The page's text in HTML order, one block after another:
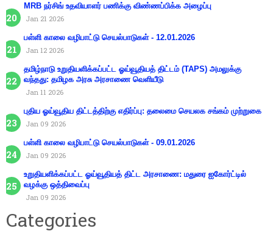
MRB நர்சிங் உதவியாளர் பணிக்கு விண்ணப்பிக்க அழைப்பு
Jan 21 2026
பள்ளி காலை வழிபாட்டு செயல்பாடுகள் - 12.01.2026
Jan 12 2026
தமிழ்நாடு உறுதியளிக்கப்பட்ட ஓய்வூதியத் திட்டம் (TAPS) அமலுக்கு
வந்தது: தமிழக அரசு அரசாணை வெளியீடு
Jan 11 2026
புதிய ஓய்வூதிய திட்டத்திற்கு எதிர்ப்பு: தலைமை செயலக சங்கம் முற்றுகை
Jan 09 2026
பள்ளி காலை வழிபாட்டு செயல்பாடுகள் - 09.01.2026
Jan 09 2026
உறுதியளிக்கப்பட்ட ஓய்வூதியத் திட்ட அரசாணை: மதுரை ஐகோர்ட்டில்
வழக்கு ஒத்திவைப்பு
Jan 09 2026
Categories